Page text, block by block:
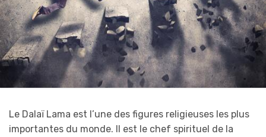
Le Dalaï Lama est l’une des figures religieuses les plus
importantes du monde. Il est le chef spirituel de la